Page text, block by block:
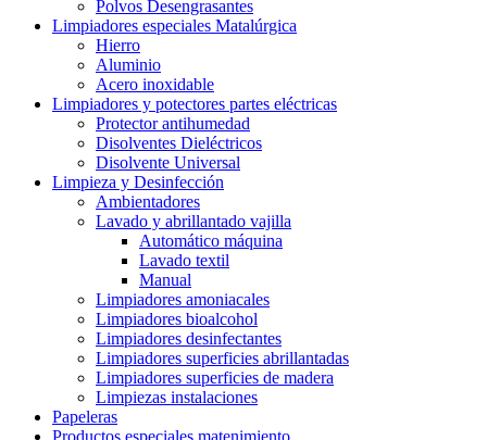
Polvos Desengrasantes
Limpiadores especiales Matalúrgica
Hierro
Aluminio
Acero inoxidable
Limpiadores y potectores partes eléctricas
Protector antihumedad
Disolventes Dieléctricos
Disolvente Universal
Limpieza y Desinfección
Ambientadores
Lavado y abrillantado vajilla
Automático máquina
Lavado textil
Manual
Limpiadores amoniacales
Limpiadores bioalcohol
Limpiadores desinfectantes
Limpiadores superficies abrillantadas
Limpiadores superficies de madera
Limpiezas instalaciones
Papeleras